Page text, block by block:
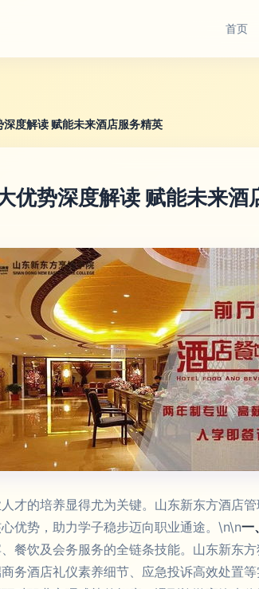
首页
度解读 赋能未来酒店服务精英
优势深度解读 赋能未来酒
才的培养显得尤为关键。山东新东方酒店
优势，助力学子稳步迈向职业通途。\n\n一
餐饮及会务服务的全链条技能。山东新东
务酒店礼仪素养细节、应急投诉高效处置